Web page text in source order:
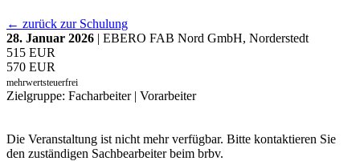
← zurück zur Schulung
28. Januar 2026 | EBERO FAB Nord GmbH, Norderstedt
515 EUR
570 EUR
mehrwertsteuerfrei
Zielgruppe: Facharbeiter | Vorarbeiter
Die Veranstaltung ist nicht mehr verfügbar. Bitte kontaktieren Sie
den zuständigen Sachbearbeiter beim brbv.